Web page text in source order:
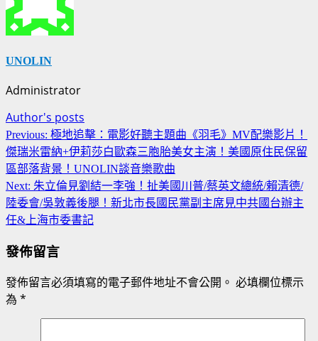
UNOLIN
Administrator
Author's posts
Continue
Reading
Previous: 極地追擊：電影好聽主題曲《羽毛》MV配樂影片！
傑瑞米雷納+伊莉莎白歐森三胞胎美女主演！美國原住民保留
區部落背景！UNOLIN談音樂歌曲
Next: 朱立倫見劉結一李強！扯美國川普/蔡英文總統/賴清德/
陸委會/吳敦義後腿！新北市長國民黨副主席見中共國台辦主
任&上海市委書記
發佈留言
發佈留言必須填寫的電子郵件地址不會公開。 必填欄位標示
為 *